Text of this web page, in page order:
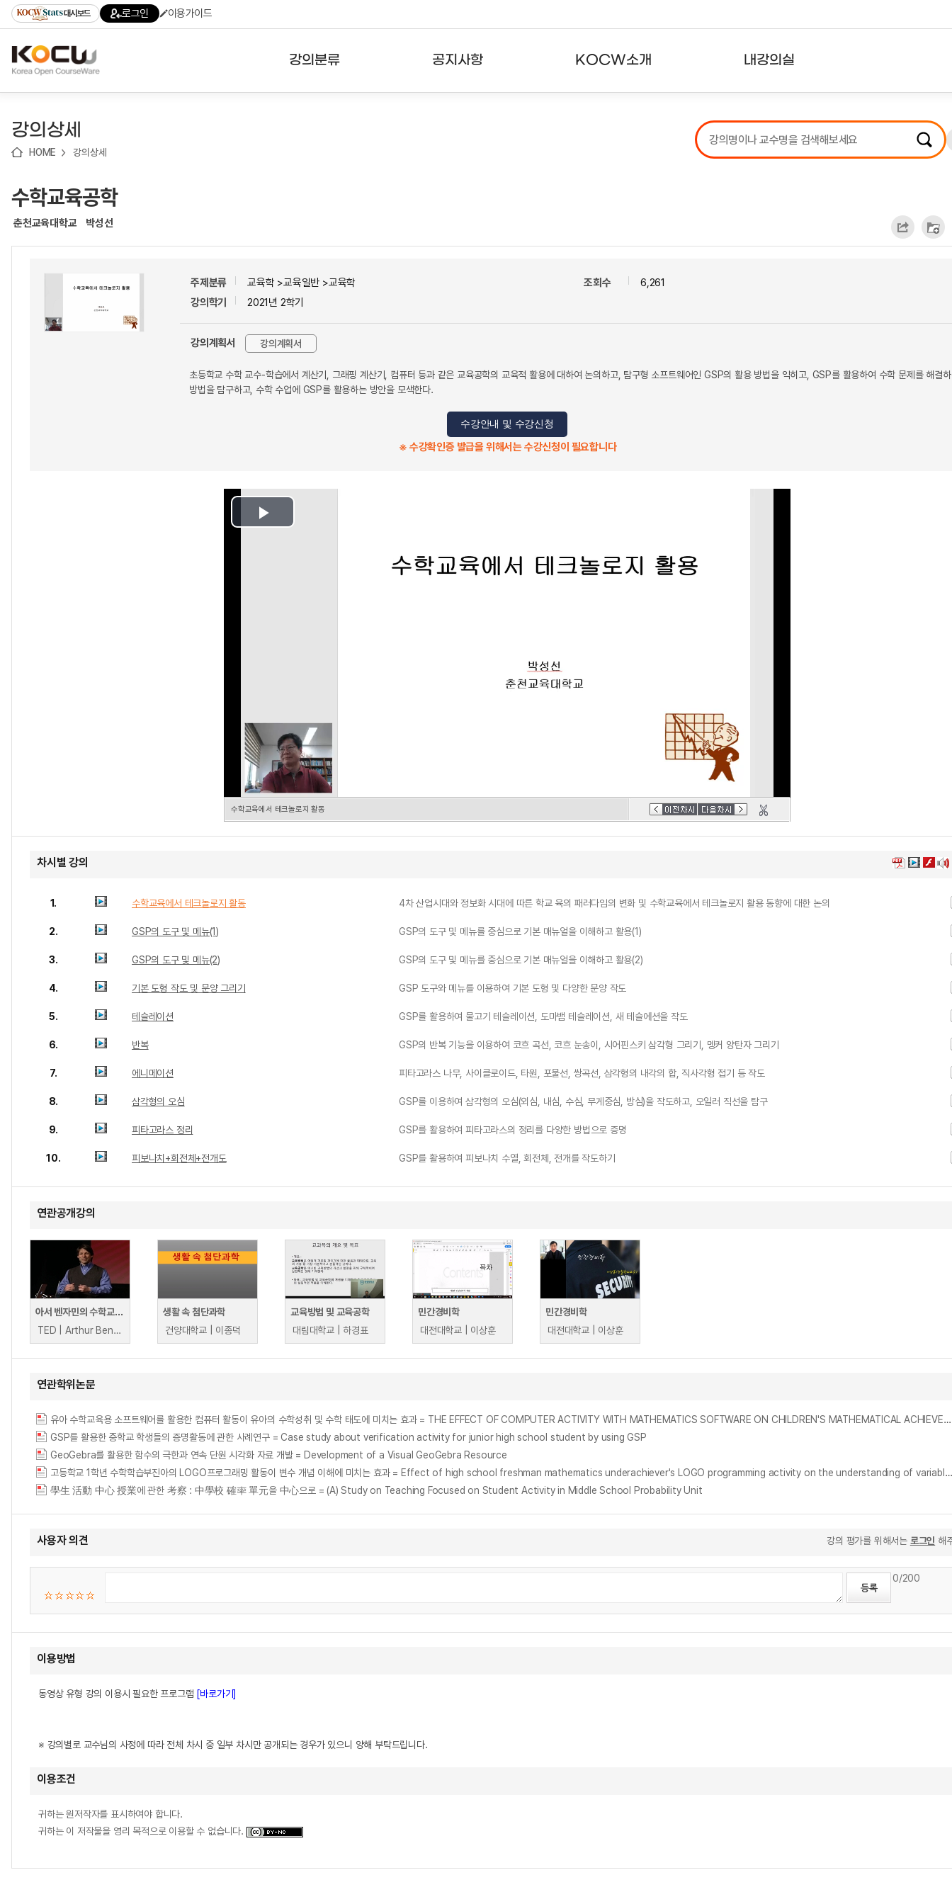
기
기
기
content)
가
대시보드 로그인 이용가이드
강의분류 공지사항 KOCW소개 내강의실
강의리스트
수강확인증강의
강의상세
HOME 강의상세
수학교육공학
춘천교육대학교 박성선
주제분류
교육학 >교육일반 >교육학
강의학기
2021년 2학기
조회수 6,261
강의계획서 강의계획서
초등학교 수학 교수-학습에서 계산기, 그래핑 계산기, 컴퓨터 등과 같은 교육공학의 교육적 활용에 대하여 논의하고, 탐구형 소프트웨어인 GSP의 활용 방법을 익히고, GSP를 활용하여 수학 문제를 해결
방법을 탐구하고, 수학 수업에 GSP를 활용하는 방안을 모색한다.
수강안내 및 수강신청
※ 수강확인증 발급을 위해서는 수강신청이 필요합니다
Play
수학교육에서 테크놀로지 활동
차시별 강의
1. 수학교육에서 테크놀로지 활동 4차 산업시대와 정보화 시대에 따른 학교 육의 패러다임의 변화 및 수학교육에서 테크놀로지 활용 동향에 대한 논의
2. GSP의 도구 및 메뉴(1) GSP의 도구 및 메뉴를 중심으로 기본 매뉴얼을 이해하고 활용(1)
3. GSP의 도구 및 메뉴(2) GSP의 도구 및 메뉴를 중심으로 기본 매뉴얼을 이해하고 활용(2)
4. 기본 도형 작도 및 문양 그리기 GSP 도구와 메뉴를 이용하여 기본 도형 및 다양한 문양 작도
5. 테슬레이션 GSP를 활용하여 물고기 테슬레이션, 도마뱀 테슬레이션, 새 테슬에션을 작도
6. 반복 GSP의 반복 기능을 이용하여 코흐 곡선, 코흐 눈송이, 시어핀스키 삼각형 그리기, 멩커 양탄자 그리기
7. 에니메이션 피타고라스 나무, 사이클로이드, 타원, 포물선, 쌍곡선, 삼각형의 내각의 합, 직사각형 접기 등 작도
8. 삼각형의 오심 GSP를 이용하여 삼각형의 오심(외심, 내심, 수심, 무게중심, 방심)을 작도하고, 오일러 직선을 탐구
9. 피타고라스 정리 GSP를 활용하여 피타고라스의 정리를 다양한 방법으로 증명
10. 피보나치+회전체+전개도 GSP를 활용하여 피보나치 수열, 회전체, 전개를 작도하기
연관공개강의
아서 벤자민의 수학교육 변화를 위한 공식
TED | Arthur Benjamin
생활 속 첨단과학
건양대학교 | 이종덕
교육방법 및 교육공학
대림대학교 | 하경표
민간경비학
대전대학교 | 이상훈
민간경비학
대전대학교 | 이상훈
연관학위논문
유아 수학교육용 소프트웨어를 활용한 컴퓨터 활동이 유아의 수학성취 및 수학 태도에 미치는 효과 = THE EFFECT OF COMPUTER ACTIVITY WITH MATHEMATICS SOFTWARE ON CHILDREN'S MATHEMATICAL ACHIEVEMENT AND ATTITUDES
GSP를 활용한 중학교 학생들의 증명활동에 관한 사례연구 = Case study about verification activity for junior high school student by using GSP
GeoGebra를 활용한 함수의 극한과 연속 단원 시각화 자료 개발 = Development of a Visual GeoGebra Resource
고등학교 1학년 수학학습부진아의 LOGO프로그래밍 활동이 변수 개념 이해에 미치는 효과 = Effect of high school freshman mathematics underachiever's LOGO programming activity on the understanding of variable concept
學生 活動 中心 授業에 관한 考察 : 中學校 確率 單元을 中心으로 = (A) Study on Teaching Focused on Student Activity in Middle School Probability Unit
사용자 의견 강의 평가를 위해서는 로그인 해
0/200
이용방법
동영상 유형 강의 이용시 필요한 프로그램 [바로가기]
※ 강의별로 교수님의 사정에 따라 전체 차시 중 일부 차시만 공개되는 경우가 있으니 양해 부탁드립니다.
이용조건
귀하는 원저작자를 표시하여야 합니다.
귀하는 이 저작물을 영리 목적으로 이용할 수 없습니다.